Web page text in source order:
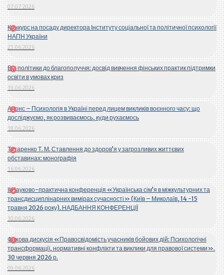
07.07.2026
Конкурс на посаду директора Інституту соціальної та політичної психології
НАПН України
23.06.2026
Від політики до благополуччя: досвід вивчення фінських практик підтримки
освіти в умовах криз
19.06.2026
Анонс – Психологія в Україні перед лицем викликів воєнного часу: що
досліджуємо, як розвиваємось, куди рухаємось
18.06.2026
Титаренко Т. М. Ставлення до здоров’я у загрозливих життєвих
обставинах: монографія
16.06.2026
ІІ Науково-практична конференція «Українська сім’я в міжкультурних та
трансдисциплінарних вимірах сучасності» (Київ – Миколаїв, 14 -15
травня 2026 року). НАДБАННЯ КОНФЕРЕНЦІЇ
10.06.2026
Фахова дискусія «Правосвідомість учасників бойових дій: Психологічні
трансформації, нормативні конфлікти та виклики для правової системи».
30 червня 2026 р.
09.06.2026